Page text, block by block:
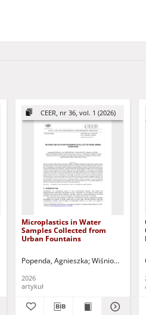
Naumowicz, Monika Kuczyński, Tadeusz
CEER, nr 36, vol. 1 (2026)
Microplastics in Water
Samples Collected from
Urban Fountains
Popenda, Agnieszka Wiśniowska,
2026
artykuł